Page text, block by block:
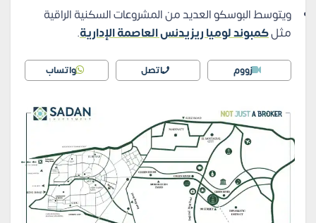
ويتوسط البوسكو العديد من المشروعات السكنية الراقية
مثلكمبوند لوميا ريزيدنس العاصمة الإدارية.
زووم اتصل واتساب